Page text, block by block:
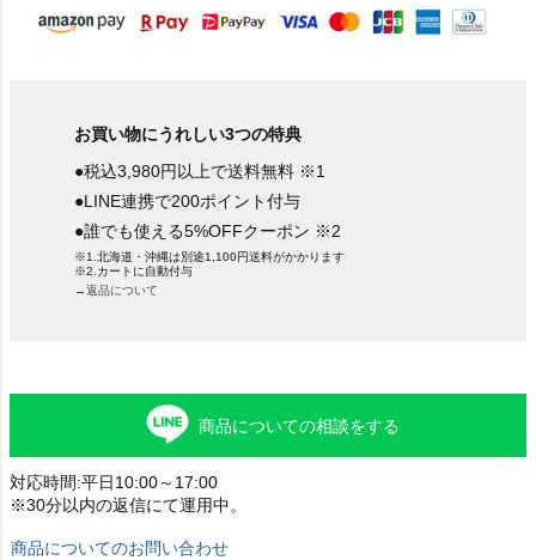
お買い物にうれしい3つの特典
●税込3,980円以上で送料無料 ※1
●LINE連携で200ポイント付与
●誰でも使える5%OFFクーポン ※2
※1.北海道・沖縄は別途1,100円送料がかかります
※2.カートに自動付与
→返品について
商品についての相談をする
対応時間:平日10:00～17:00
※30分以内の返信にて運用中。
商品についてのお問い合わせ